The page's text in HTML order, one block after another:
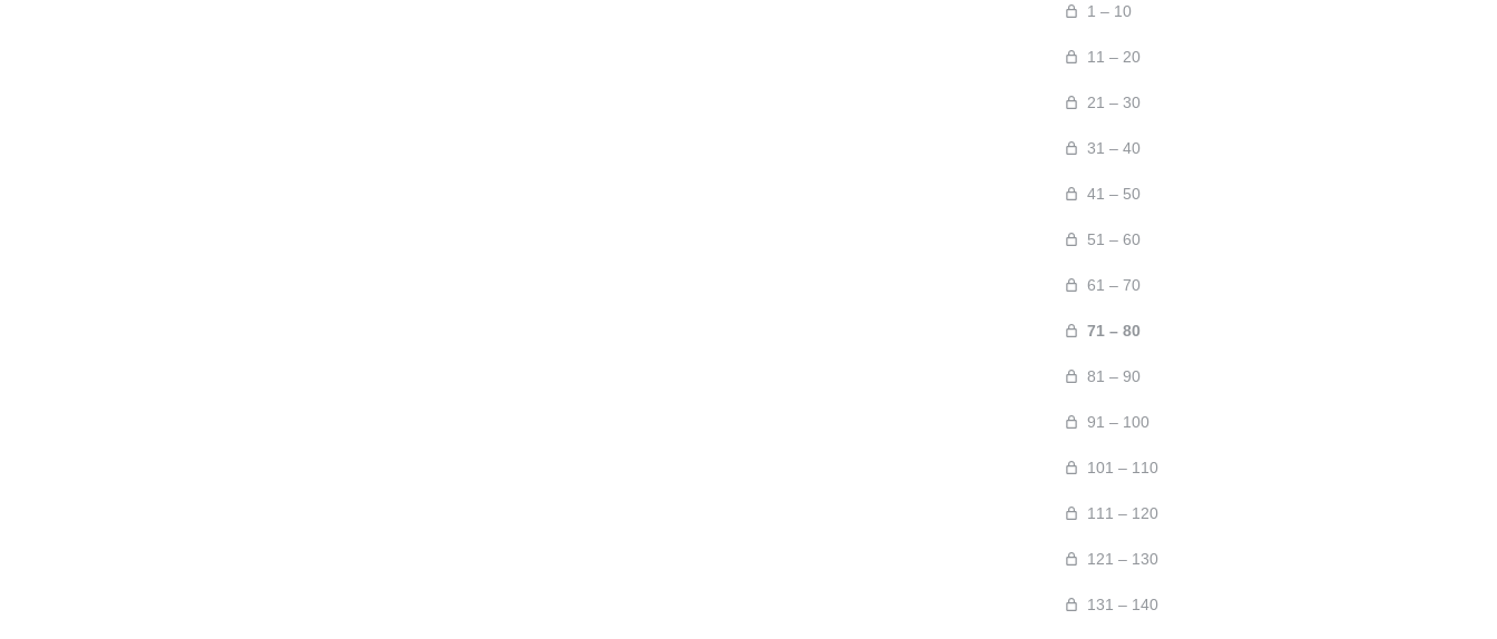
1 – 10
11 – 20
21 – 30
31 – 40
41 – 50
51 – 60
61 – 70
71 – 80
81 – 90
91 – 100
101 – 110
111 – 120
121 – 130
131 – 140